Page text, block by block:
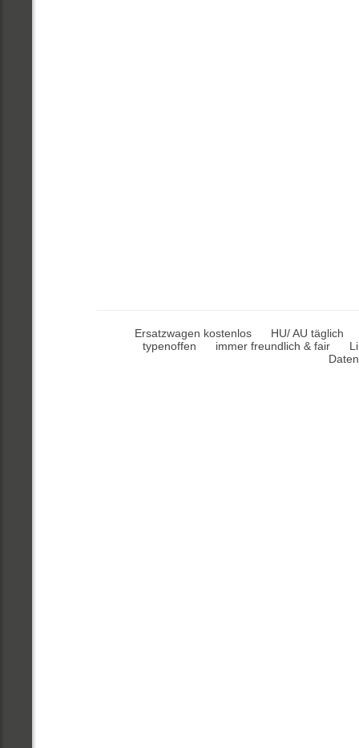
Ersatzwagen kostenlos
HU/ AU täglich
typenoffen
immer freundlich & fair